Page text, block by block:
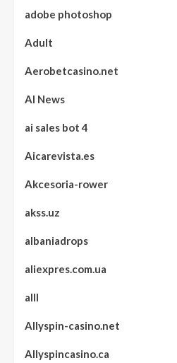
adobe photoshop
Adult
Aerobetcasino.net
AI News
ai sales bot 4
Aicarevista.es
Akcesoria-rower
akss.uz
albaniadrops
aliexpres.com.ua
alll
Allyspin-casino.net
Allyspincasino.ca